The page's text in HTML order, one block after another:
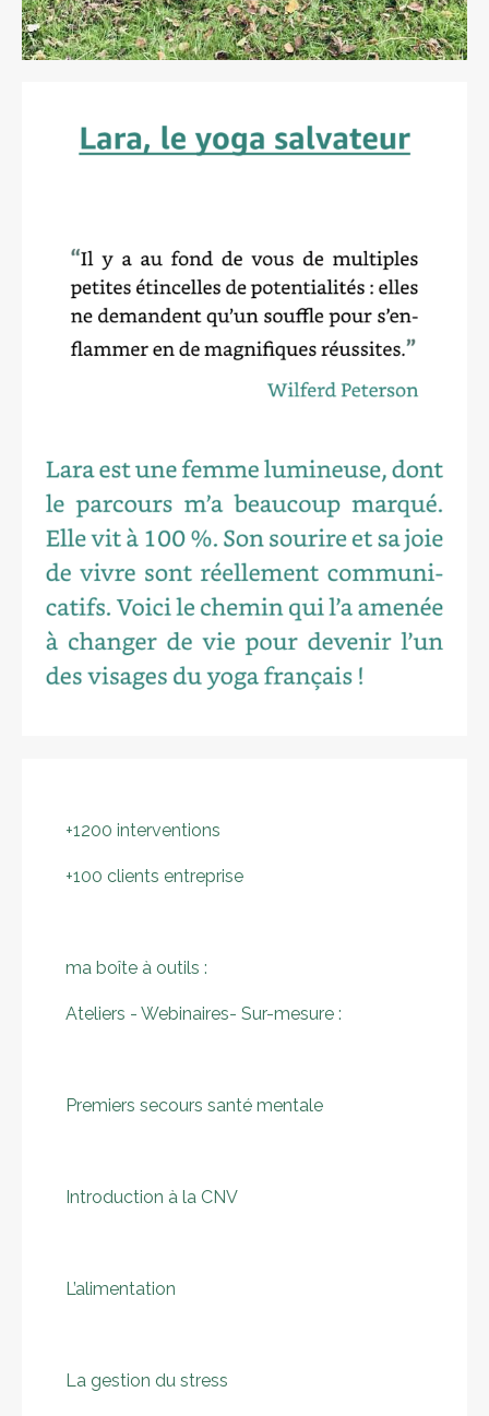
+1200 interventions
+100 clients entreprise
ma boîte à outils :
Ateliers - Webinaires​- Sur-mesure :
Premiers secours santé mentale
Introduction à la CNV
L’alimentation
La gestion du stress